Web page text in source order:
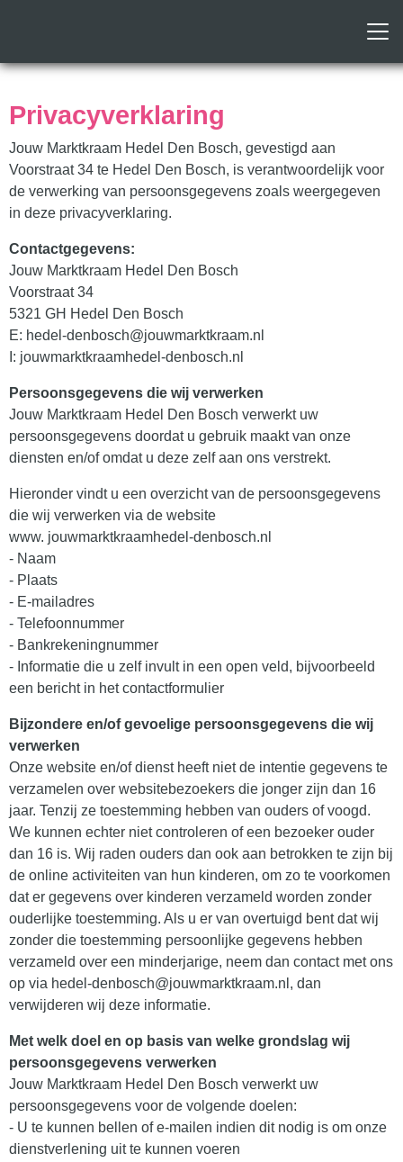
Privacyverklaring
Jouw Marktkraam Hedel Den Bosch, gevestigd aan
Voorstraat 34 te Hedel Den Bosch, is verantwoordelijk voor
de verwerking van persoonsgegevens zoals weergegeven
in deze privacyverklaring.
Contactgegevens:
Jouw Marktkraam Hedel Den Bosch
Voorstraat 34
5321 GH Hedel Den Bosch
E: hedel-denbosch@jouwmarktkraam.nl
I: jouwmarktkraamhedel-denbosch.nl
Persoonsgegevens die wij verwerken
Jouw Marktkraam Hedel Den Bosch verwerkt uw
persoonsgegevens doordat u gebruik maakt van onze
diensten en/of omdat u deze zelf aan ons verstrekt.
Hieronder vindt u een overzicht van de persoonsgegevens
die wij verwerken via de website
www. jouwmarktkraamhedel-denbosch.nl
- Naam
- Plaats
- E-mailadres
- Telefoonnummer
- Bankrekeningnummer
- Informatie die u zelf invult in een open veld, bijvoorbeeld
een bericht in het contactformulier
Bijzondere en/of gevoelige persoonsgegevens die wij
verwerken
Onze website en/of dienst heeft niet de intentie gegevens te
verzamelen over websitebezoekers die jonger zijn dan 16
jaar. Tenzij ze toestemming hebben van ouders of voogd.
We kunnen echter niet controleren of een bezoeker ouder
dan 16 is. Wij raden ouders dan ook aan betrokken te zijn bij
de online activiteiten van hun kinderen, om zo te voorkomen
dat er gegevens over kinderen verzameld worden zonder
ouderlijke toestemming. Als u er van overtuigd bent dat wij
zonder die toestemming persoonlijke gegevens hebben
verzameld over een minderjarige, neem dan contact met ons
op via hedel-denbosch@jouwmarktkraam.nl, dan
verwijderen wij deze informatie.
Met welk doel en op basis van welke grondslag wij
persoonsgegevens verwerken
Jouw Marktkraam Hedel Den Bosch verwerkt uw
persoonsgegevens voor de volgende doelen:
- U te kunnen bellen of e-mailen indien dit nodig is om onze
dienstverlening uit te kunnen voeren